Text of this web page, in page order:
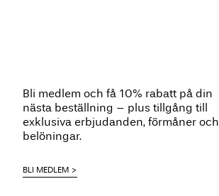
Bli medlem och få 10% rabatt på din
nästa beställning – plus tillgång till
exklusiva erbjudanden, förmåner och
belöningar.
BLI MEDLEM